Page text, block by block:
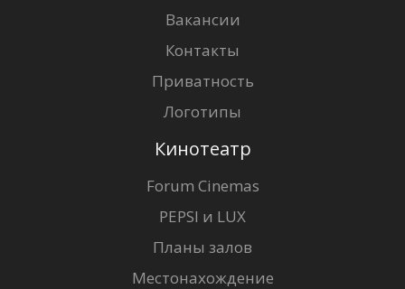
Вакансии
Контакты
Приватность
Логотипы
Кинотеатр
Forum Cinemas
PEPSI и LUX
Планы залов
Местонахождение